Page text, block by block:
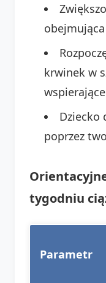
krwinek w
Dziecko
poprzez
tygodniu
Parametr